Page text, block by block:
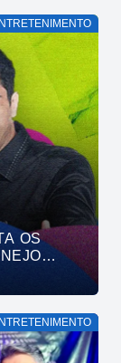
OS
À
DANIEL